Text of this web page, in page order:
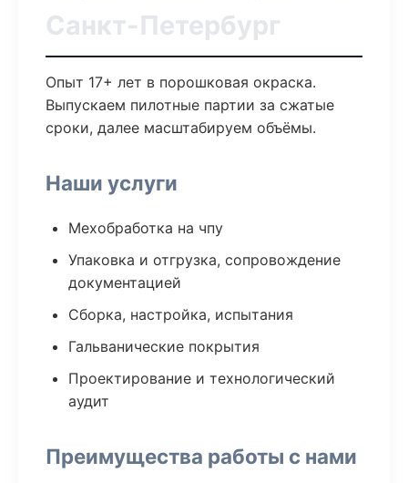
Санкт-Петербург
Опыт 17+ лет в порошковая окраска.
Выпускаем пилотные партии за сжатые
сроки, далее масштабируем объёмы.
Наши услуги
Мехобработка на чпу
Упаковка и отгрузка, сопровождение
документацией
Сборка, настройка, испытания
Гальванические покрытия
Проектирование и технологический
аудит
Преимущества работы с нами